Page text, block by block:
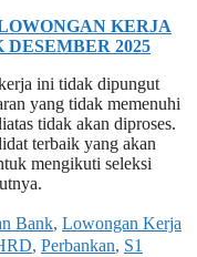
KERJA
DESEMBER 2025
ini tidak dipungut
yang tidak memenuhi
tidak akan diproses.
terbaik yang akan
mengikuti seleksi
Bank, Lowongan Kerja
, Perbankan, S1